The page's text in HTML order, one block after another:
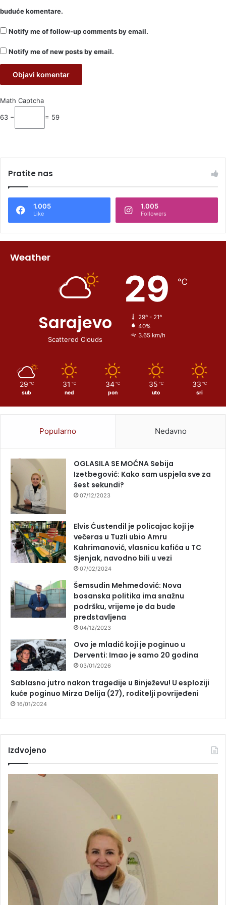
buduće komentare.
Notify me of follow-up comments by email.
Notify me of new posts by email.
Math Captcha
63 − = 59
Pratite nas
1.005
Like
1.005
Followers
Weather
Sarajevo
Scattered Clouds
29 ℃
29º - 21º
40%
3.65 km/h
29 ℃
sub
31 ℃
ned
34 ℃
pon
35 ℃
uto
33 ℃
sri
Popularno Nedavno
OGLASILA SE MOĆNA Sebija
Izetbegović: Kako sam uspjela sve za
šest sekundi?
07/12/2023
Elvis Ćustendil je policajac koji je
večeras u Tuzli ubio Amru
Kahrimanović, vlasnicu kafića u TC
Sjenjak, navodno bili u vezi
07/02/2024
Šemsudin Mehmedović: Nova
bosanska politika ima snažnu
podršku, vrijeme je da bude
predstavljena
04/12/2023
Ovo je mladić koji je poginuo u
Derventi: Imao je samo 20 godina
03/01/2026
Sablasno jutro nakon tragedije u Binježevu! U esploziji
kuće poginuo Mirza Delija (27), roditelji povrijeđeni
16/01/2024
Izdvojeno